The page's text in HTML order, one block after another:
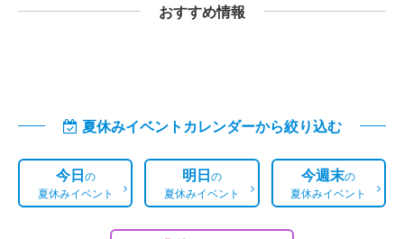
おすすめ情報
夏休みイベントカレンダーから絞り込む
今日の
夏休みイベント
明日の
夏休みイベント
今週末の
夏休みイベント